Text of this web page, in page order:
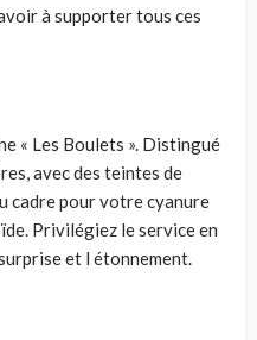
à supporter tous ces
« Les Boulets ». Distingué
avec des teintes de
cadre pour votre cyanure
Privilégiez le service en
et l étonnement.